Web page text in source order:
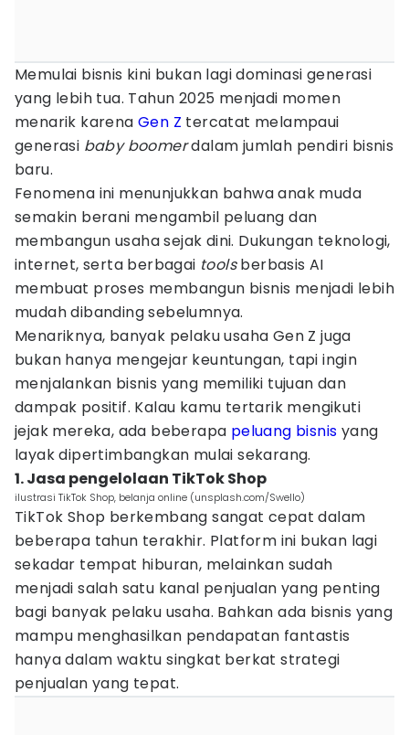
Memulai bisnis kini bukan lagi dominasi generasi
yang lebih tua. Tahun 2025 menjadi momen
menarik karena Gen Z tercatat melampaui
generasi baby boomerdalam jumlah pendiri bisnis
baru.
Fenomena ini menunjukkan bahwa anak muda
semakin berani mengambil peluang dan
membangun usaha sejak dini. Dukungan teknologi,
internet, serta berbagai toolsberbasis AI
membuat proses membangun bisnis menjadi lebih
mudah dibanding sebelumnya.
Menariknya, banyak pelaku usaha Gen Z juga
bukan hanya mengejar keuntungan, tapi ingin
menjalankan bisnis yang memiliki tujuan dan
dampak positif. Kalau kamu tertarik mengikuti
jejak mereka, ada beberapa peluang bisnis yang
layak dipertimbangkan mulai sekarang.
1. Jasa pengelolaan TikTok Shop
ilustrasi TikTok Shop, belanja online (unsplash.com/Swello)
TikTok Shop berkembang sangat cepat dalam
beberapa tahun terakhir. Platform ini bukan lagi
sekadar tempat hiburan, melainkan sudah
menjadi salah satu kanal penjualan yang penting
bagi banyak pelaku usaha. Bahkan ada bisnis yang
mampu menghasilkan pendapatan fantastis
hanya dalam waktu singkat berkat strategi
penjualan yang tepat.